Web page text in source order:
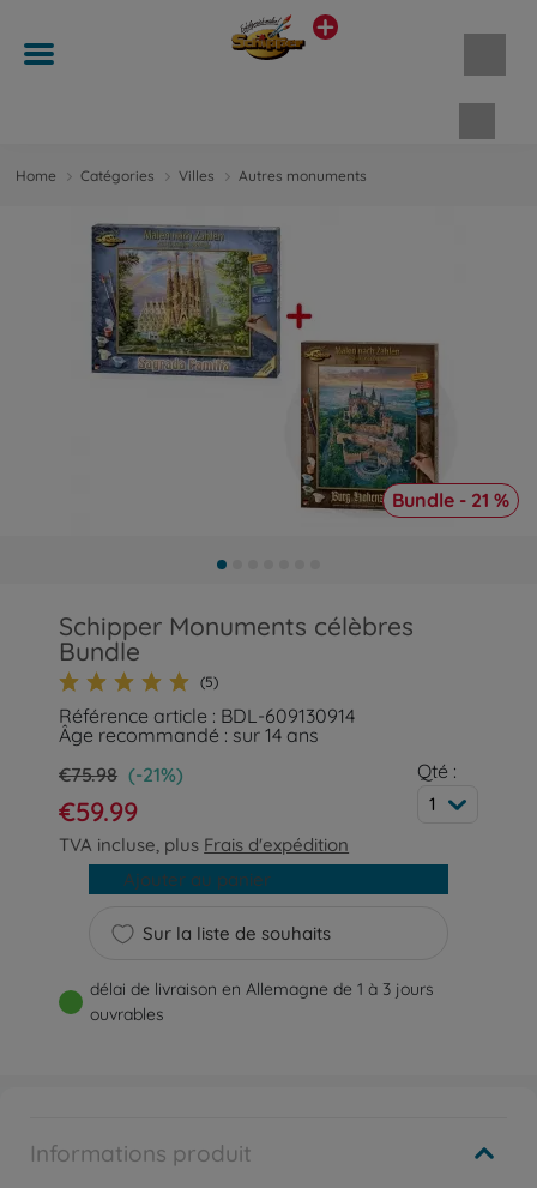
Home Catégories Villes Autres monuments
Bundle - 21 %
Schipper Monuments célèbres
Bundle
(5)
Référence article : BDL-609130914
Âge recommandé : sur 14 ans
€75.98 (-21%)
€59.99
TVA incluse, plus Frais d'expédition
Qté :
1
Sur la liste de souhaits
Ajouter au panier
délai de livraison en Allemagne de 1 à 3 jours
ouvrables
Informations produit